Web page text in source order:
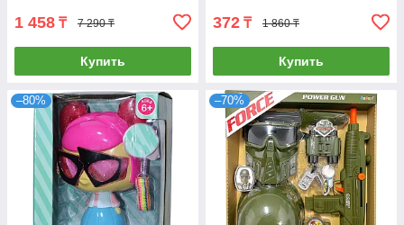
1 458 ₸ 7 290 ₸
Купить
372 ₸ 1 860 ₸
Купить
–80% –70%